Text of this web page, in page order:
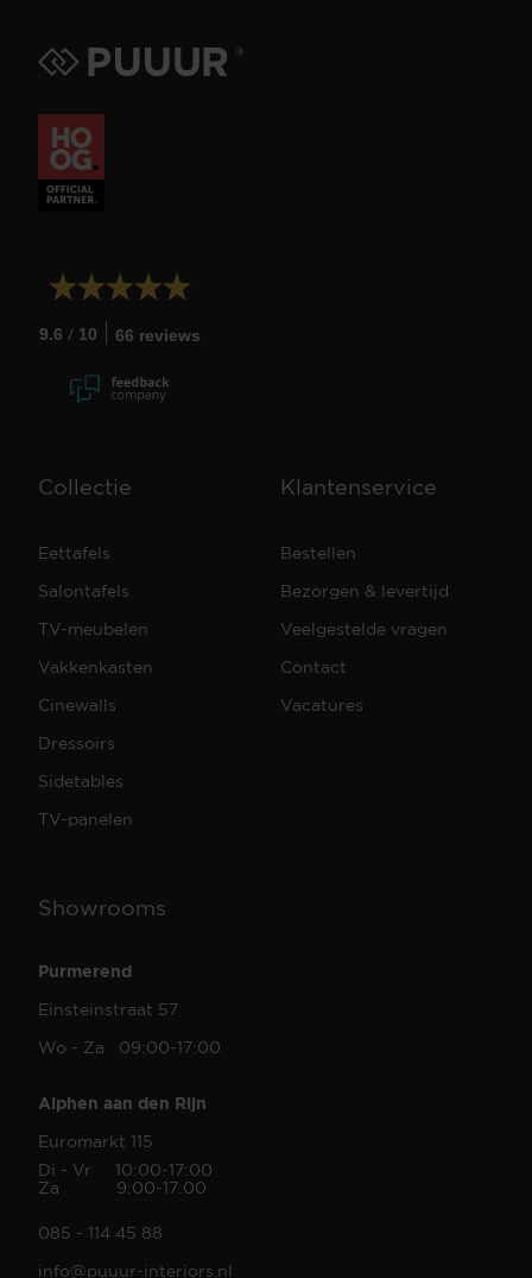
9.6 / 10 66 reviews
Collectie
Eettafels
Salontafels
TV-meubelen
Vakkenkasten
Cinewalls
Dressoirs
Sidetables
TV-panelen
Klantenservice
Bestellen
Bezorgen & levertijd
Veelgestelde vragen
Contact
Vacatures
Showrooms
Purmerend
Einsteinstraat 57
Wo - Za 09:00-17:00
Alphen aan den Rijn
Euromarkt 115
Di - Vr 10:00-17:00
Za 9:00-17:00
085 - 114 45 88
info@puuur-interiors.nl